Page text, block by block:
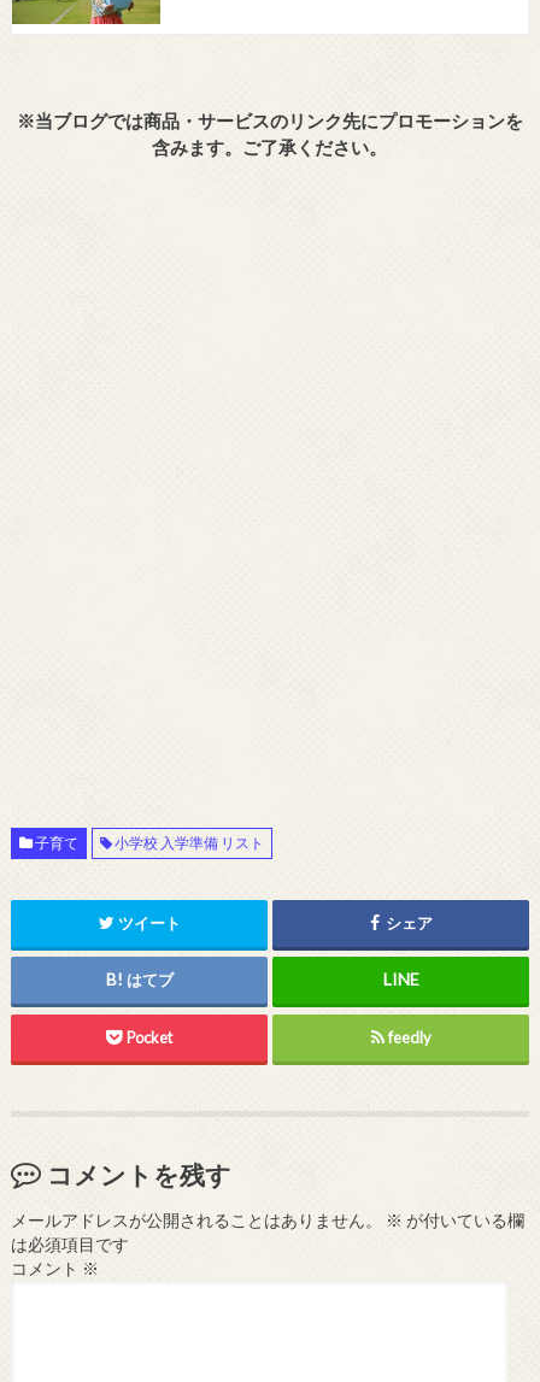
※当ブログでは商品・サービスのリンク先にプロモーションを
含みます。ご了承ください。
子育て 小学校 入学準備 リスト
ツイート シェア
はてブ
Pocket feedly
コメントを残す
メールアドレスが公開されることはありません。 ※ が付いている欄
は必須項目です
コメント ※